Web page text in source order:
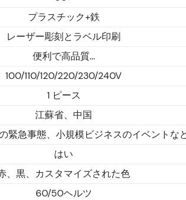
プラスチック+鉄
レーザー彫刻とラベル印刷
便利で高品質...
100/110/120/220/230/240V
1 ピース
江蘇省、中国
緊急事態、小規模ビジネスのイベントな
はい
、黒、カスタマイズされた色
60/50ヘルツ